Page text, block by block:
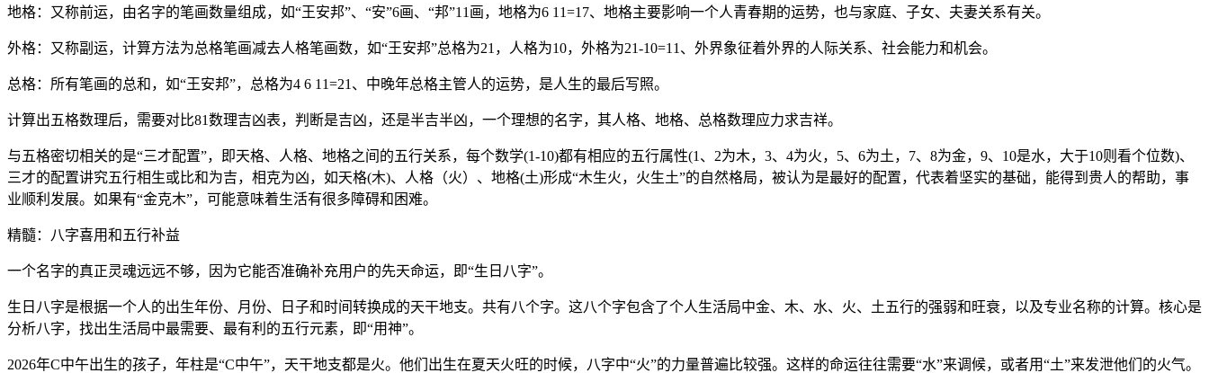
地格：又称前运，由名字的笔画数量组成，如“王安邦”、“安”6画、“邦”11画，地格为6 11=17、地格主要影响一个人青春期的运势，也与家庭、子女、夫妻关系有关。
外格：又称副运，计算方法为总格笔画减去人格笔画数，如“王安邦”总格为21，人格为10，外格为21-10=11、外界象征着外界的人际关系、社会能力和机会。
总格：所有笔画的总和，如“王安邦”，总格为4 6 11=21、中晚年总格主管人的运势，是人生的最后写照。
计算出五格数理后，需要对比81数理吉凶表，判断是吉凶，还是半吉半凶，一个理想的名字，其人格、地格、总格数理应力求吉祥。
与五格密切相关的是“三才配置”，即天格、人格、地格之间的五行关系，每个数学(1-10)都有相应的五行属性(1、2为木，3、4为火，5、6为土，7、8为金，9、10是水，大于10则看个位数)、
三才的配置讲究五行相生或比和为吉，相克为凶，如天格(木)、人格（火）、地格(土)形成“木生火，火生土”的自然格局，被认为是最好的配置，代表着坚实的基础，能得到贵人的帮助，事
业顺利发展。如果有“金克木”，可能意味着生活有很多障碍和困难。
精髓：八字喜用和五行补益
一个名字的真正灵魂远远不够，因为它能否准确补充用户的先天命运，即“生日八字”。
生日八字是根据一个人的出生年份、月份、日子和时间转换成的天干地支。共有八个字。这八个字包含了个人生活局中金、木、水、火、土五行的强弱和旺衰，以及专业名称的计算。核心是
分析八字，找出生活局中最需要、最有利的五行元素，即“用神”。
2026年C中午出生的孩子，年柱是“C中午”，天干地支都是火。他们出生在夏天火旺的时候，八字中“火”的力量普遍比较强。这样的命运往往需要“水”来调候，或者用“土”来发泄他们的火气。